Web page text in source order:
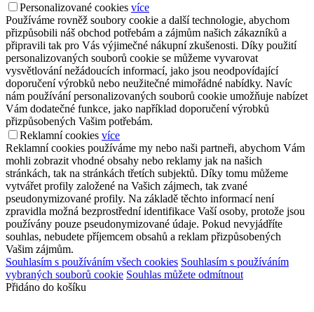
Personalizované cookies více
Používáme rovněž soubory cookie a další technologie, abychom
přizpůsobili náš obchod potřebám a zájmům našich zákazníků a
připravili tak pro Vás výjimečné nákupní zkušenosti. Díky použití
personalizovaných souborů cookie se můžeme vyvarovat
vysvětlování nežádoucích informací, jako jsou neodpovídající
doporučení výrobků nebo neužitečné mimořádné nabídky. Navíc
nám používání personalizovaných souborů cookie umožňuje nabízet
Vám dodatečné funkce, jako například doporučení výrobků
přizpůsobených Vašim potřebám.
Reklamní cookies více
Reklamní cookies používáme my nebo naši partneři, abychom Vám
mohli zobrazit vhodné obsahy nebo reklamy jak na našich
stránkách, tak na stránkách třetích subjektů. Díky tomu můžeme
vytvářet profily založené na Vašich zájmech, tak zvané
pseudonymizované profily. Na základě těchto informací není
zpravidla možná bezprostřední identifikace Vaší osoby, protože jsou
používány pouze pseudonymizované údaje. Pokud nevyjádříte
souhlas, nebudete příjemcem obsahů a reklam přizpůsobených
Vašim zájmům.
Souhlasím s používáním všech cookies Souhlasím s používáním
vybraných souborů cookie Souhlas můžete odmítnout
Přidáno do košíku